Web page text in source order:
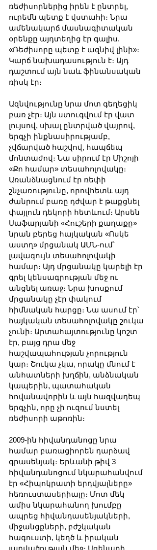
ռեժիսորներից իրեն է ընտրել,
ուրեմն պետք է վստահի։ Նրա
ամենակարճ մասնագիտական
օրենքը այդտեղից էր գալիս.
«Ռեժիսորը պետք է ազնիվ լինի»։
Կարճ նախադասություն է։ Այդ
դաշտում այն նաև ֆինանսական
ռիսկ էր։
Ազնվությունը նրա մոտ գեղեցիկ
բառ չէր։ Այն ստուգվում էր վատ
լույսով, սխալ ընտրված վայրով,
երգչի ինքնասիրությամբ,
չվճարված հաշվով, հապճեպ
մոնտաժով։ Նա սիրում էր Միշոյի
«Քո համար» տեսահոլովակը։
Առանձնացնում էր ռեփի
շնչառությունը, որովհետև այդ
ժանրում բառը դժվար է թաքցնել
փայլուն դեկորի հետևում։ Արսեն
Սաֆարյանի «Հուշերի քաղաքը»
նրան բերեց հայկական «Ոսկե
աստղ» մրցանակ ԱՄՆ-ում՝
լավագույն տեսահոլովակի
համար։ Այդ մրցանակը կարելի էր
գրել կենսագրության մեջ ու
անցնել առաջ։ Նրա խոսքում
մրցանակը չէր փակում
հիմնական հարցը։ Նա ասում էր՝
հայկական տեսահոլովակը շուկա
չունի։ Արտահայտությունը կոշտ
էր, բայց դրա մեջ
հաշվապահության չորություն
կար։ Շուկա չկա, որակը մնում է
անհատների խղճին, անձնական
կապերին, պատահական
հովանավորին և այն հազվադեպ
երգչին, որը չի ուզում նստել
ռեժիսորի աթոռին։
2009-ին հիվանդանոցը նրա
համար բառացիորեն դարձավ
գրասենյակ։ Երևանի թիվ 3
հիվանդանոցում նկարահանվում
էր «Հիպոկրատի երդվյալները»
հեռուստասերիալը։ Մոտ մեկ
ամիս նկարահանող խումբը
ապրեց հիվանդասենյակների,
միջանցքների, բժշկական
հագուստի, կեղծ և իրական
լարվածության մեջ։ Սցենարի